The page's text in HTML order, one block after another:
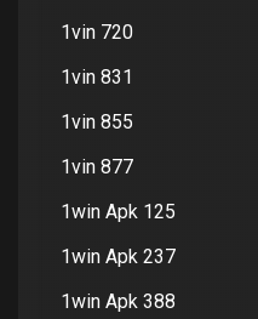
1vin 720
1vin 831
1vin 855
1vin 877
1win Apk 125
1win Apk 237
1win Apk 388